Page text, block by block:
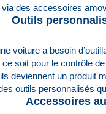
des accessoires
Outils
voiture a besoin
soit pour le contrôle
deviennent un produit
outils personnalisés
Accessoires